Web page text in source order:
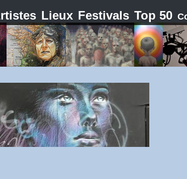
Lieux Festivals Top 50